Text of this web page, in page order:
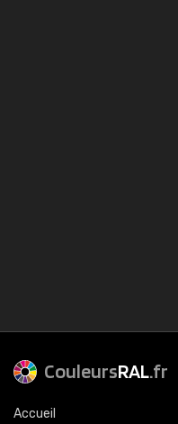
CouleursRAL.fr
Accueil